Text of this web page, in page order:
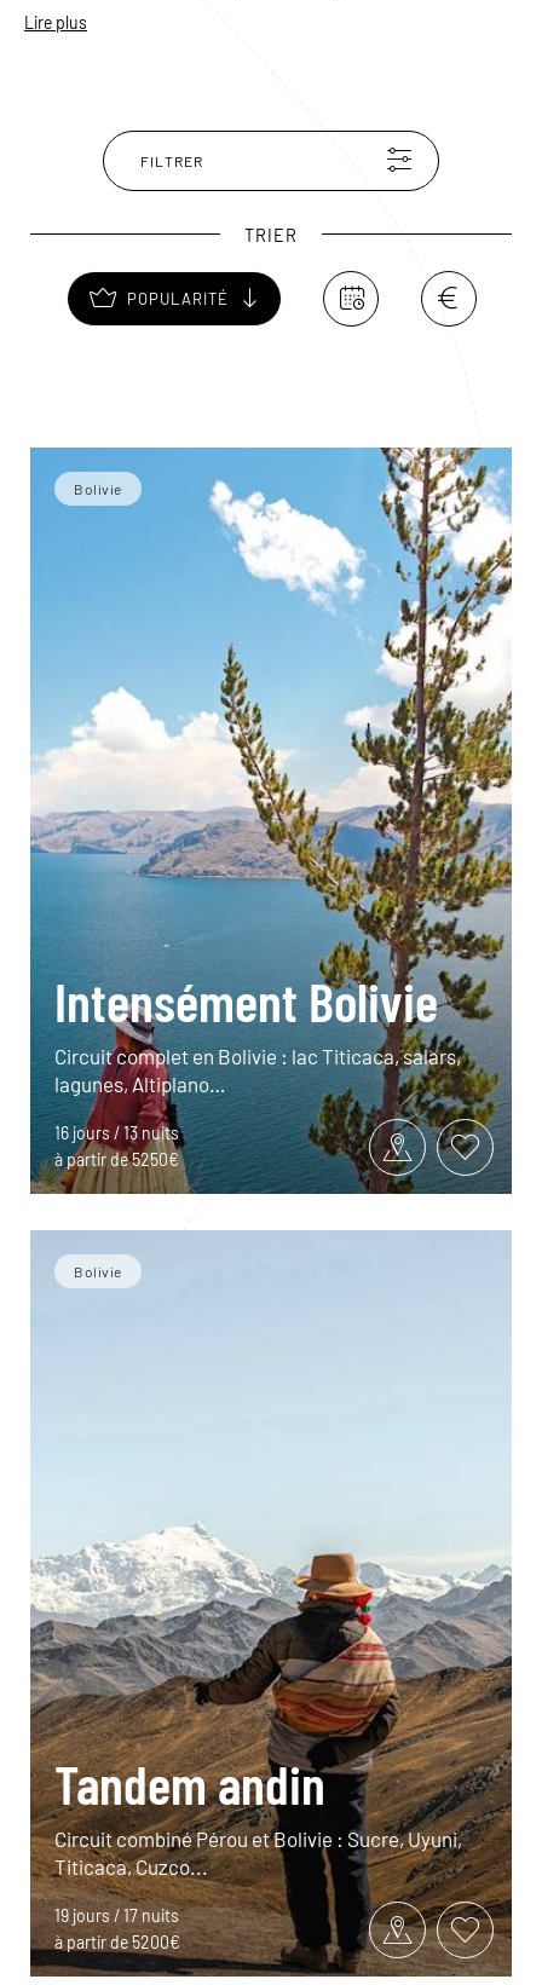
alpagas qui se baladent en liberté ! Une halte
Lire plus
FILTRER
TRIER
POPULARITÉ
Bolivie
Intensément Bolivie
Circuit complet en Bolivie : lac Titicaca, salars,
lagunes, Altiplano…
16 jours / 13 nuits
à partir de 5250€
Bolivie
Tandem andin
Circuit combiné Pérou et Bolivie : Sucre, Uyuni,
Titicaca, Cuzco...
19 jours / 17 nuits
à partir de 5200€